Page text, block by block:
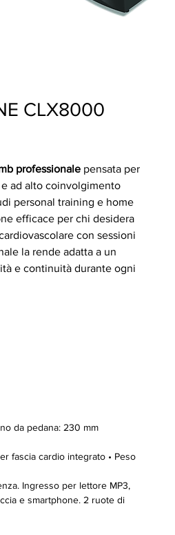
CLX8000
professionale pensata per
ad alto coinvolgimento
personal training e home
efficace per chi desidera
con sessioni
la rende adatta a un
e continuità durante ogni
da pedana: 230 mm
fascia cardio integrato • Peso
Ingresso per lettore MP3,
e smartphone. 2 ruote di